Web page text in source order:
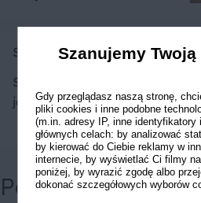
Skaczacaowca
Super śniadanie do
jedzenia sobie łyżeczką
Powiązane
Szanujemy
Gdy przeglądasz naszą stronę,
pliki cookies i inne podobne
(m.in. adresy IP, inne identyfikatory
głównych celach: by analizować
by kierować do Ciebie reklamy w
internecie, by wyświetlać Ci filmy
poniżej, by wyrazić zgodę albo
dokonać szczegółowych wyborów